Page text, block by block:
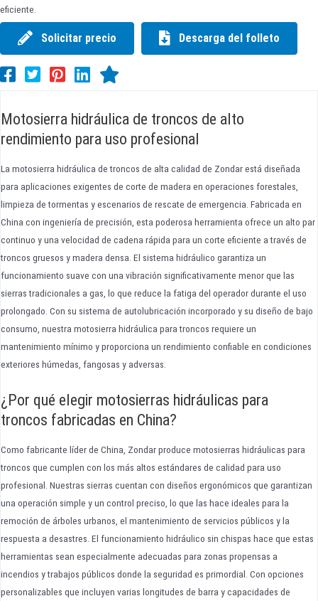
eficiente.
Solicitar precio Descarga del folleto
Motosierra hidráulica de troncos de alto
rendimiento para uso profesional
La motosierra hidráulica de troncos de alta calidad de Zondar está diseñada
para aplicaciones exigentes de corte de madera en operaciones forestales,
limpieza de tormentas y escenarios de rescate de emergencia. Fabricada en
China con ingeniería de precisión, esta poderosa herramienta ofrece un alto par
continuo y una velocidad de cadena rápida para un corte eficiente a través de
troncos gruesos y madera densa. El sistema hidráulico garantiza un
funcionamiento suave con una vibración significativamente menor que las
sierras tradicionales a gas, lo que reduce la fatiga del operador durante el uso
prolongado. Con su sistema de autolubricación incorporado y su diseño de bajo
consumo, nuestra motosierra hidráulica para troncos requiere un
mantenimiento mínimo y proporciona un rendimiento confiable en condiciones
exteriores húmedas, fangosas y adversas.
¿Por qué elegir motosierras hidráulicas para
troncos fabricadas en China?
Como fabricante líder de China, Zondar produce motosierras hidráulicas para
troncos que cumplen con los más altos estándares de calidad para uso
profesional. Nuestras sierras cuentan con diseños ergonómicos que garantizan
una operación simple y un control preciso, lo que las hace ideales para la
remoción de árboles urbanos, el mantenimiento de servicios públicos y la
respuesta a desastres. El funcionamiento hidráulico sin chispas hace que estas
herramientas sean especialmente adecuadas para zonas propensas a
incendios y trabajos públicos donde la seguridad es primordial. Con opciones
personalizables que incluyen varias longitudes de barra y capacidades de